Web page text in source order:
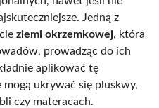
Jedną z
ziemi okrzemkowej, która
prowadząc do ich
aplikować tę
ukrywać się pluskwy,
czy materacach.